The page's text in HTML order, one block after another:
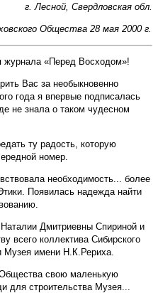
г. Лесной, Свердловская обл.
Общества 28 мая 2000 г.
журнала «Перед Восходом»!
Вас за необыкновенно
года я впервые подписалась
не знала о таком чудесном
ту радость, которую
номер.
необходимость... более
Появилась надежда найти
Дмитриевны Спириной и
всего коллектива Сибирского
Музея имени Н.К.Рериха.
свою маленькую
для строительства Музея...